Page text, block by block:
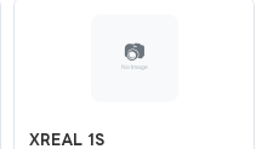
XREAL 1S